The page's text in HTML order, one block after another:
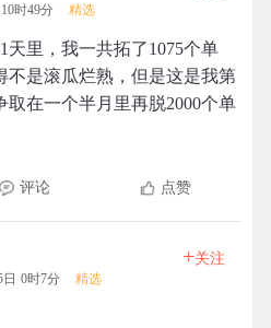
时49分 精选
天里，我一共拓了1075个单
不是滚瓜烂熟，但是这是我第
在一个半月里再脱2000个单
评论 点赞
日 0时7分 精选
+关注